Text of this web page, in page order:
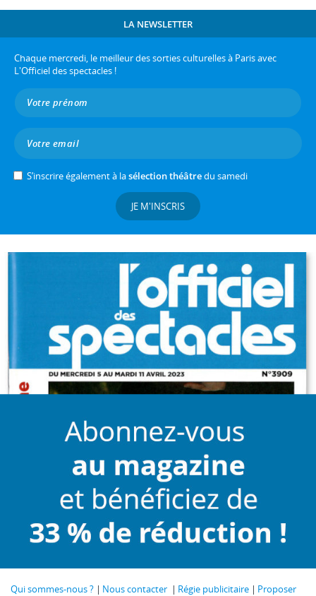
LA NEWSLETTER
Chaque mercredi, le meilleur des sorties culturelles à Paris avec
L'Officiel des spectacles !
S’inscrire également à lasélection théâtredu samedi
JE M'INSCRIS
Qui sommes-nous ? Nous contacter Régie publicitaire
Proposer